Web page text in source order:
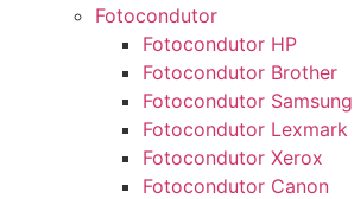
Fotocondutor
Fotocondutor HP
Fotocondutor Brother
Fotocondutor Samsung
Fotocondutor Lexmark
Fotocondutor Xerox
Fotocondutor Canon